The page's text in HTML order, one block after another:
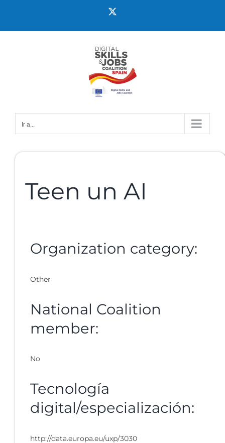
Ir a...
Teen un AI
Organization category:
Other
National Coalition
member:
No
Tecnología
digital/especialización:
http://data.europa.eu/uxp/3030